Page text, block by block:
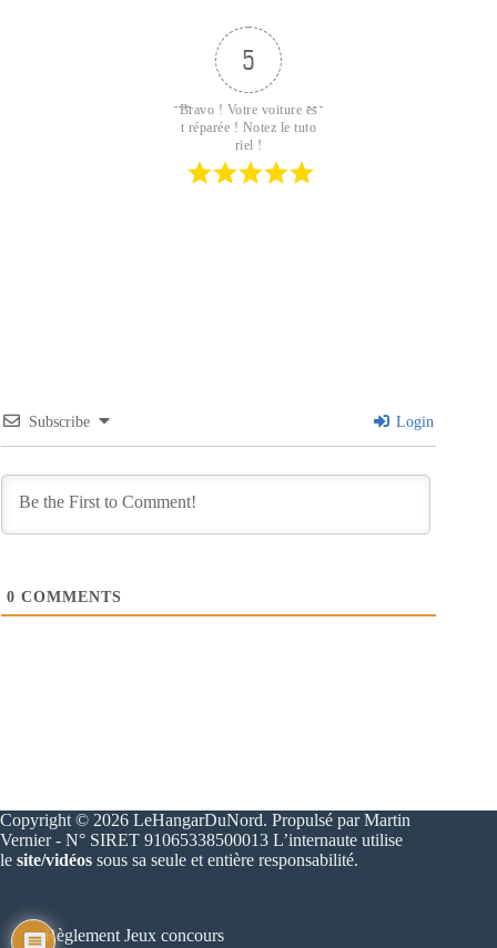
5
Bravo ! Votre voiture es
t réparée ! Notez le tuto
riel !
Subscribe Login
0 COMMENTS
Copyright © 2026 LeHangarDuNord. Propulsé par Martin
Vernier - N° SIRET 91065338500013 L’internaute utilise
le site/vidéos sous sa seule et entière responsabilité.
Règlement Jeux concours